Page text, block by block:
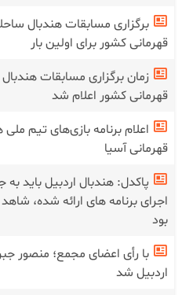
برگزاری مسابقات هندبال
قهرمانی کشور برای اولین بار
زمان برگزاری مسابقات
قهرمانی کشور اعلام شد
اعلام برنامه بازی‌های تیم
قهرمانی آسیا
پاکدل: هندبال اردبیل باید به
اجرای برنامه های ارائه شده،
بود
با رأی اعضای مجمع؛ منصور
اردبیل شد